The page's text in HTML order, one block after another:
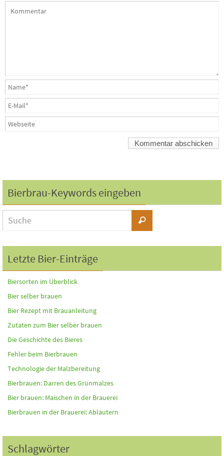
Bierbrau-Keywords eingeben
Letzte Bier-Einträge
Biersorten im Überblick
Bier selber brauen
Bier Rezept mit Brauanleitung
Zutaten zum Bier selber brauen
Die Geschichte des Bieres
Fehler beim Bierbrauen
Technologie der Malzbereitung
Bierbrauen: Darren des Grünmalzes
Bier brauen: Maischen in der Brauerei
Bierbrauen in der Brauerei: Abläutern
Schlagwörter